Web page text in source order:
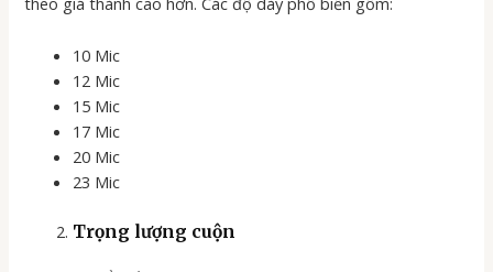
10 Mic
12 Mic
15 Mic
17 Mic
20 Mic
23 Mic
Trọng lượng cuộn